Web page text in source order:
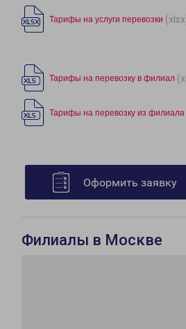
Тарифы на услуги перевозки
Тарифы на перевозку в филиал
Тарифы на перевозку из филиала
Оформить заявку
Филиалы в Москве